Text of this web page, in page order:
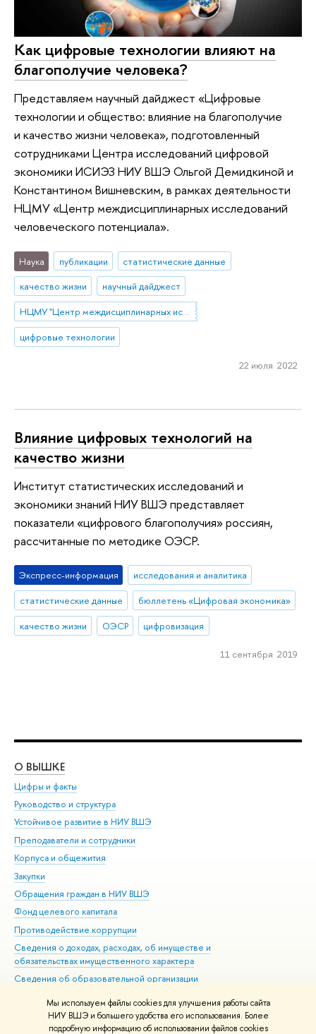
Мы используем файлы cookies для улучшения работы сайта
НИУ ВШЭ и большего удобства его использования. Более
подробную информацию об использовании файлов cookies
Как цифровые технологии влияют на
благополучие человека?
Представляем научный дайджест «Цифровые
технологии и общество: влияние на благополучие
и качество жизни человека», подготовленный
сотрудниками Центра исследований цифровой
экономики ИСИЭЗ НИУ ВШЭ Ольгой Демидкиной и
Константином Вишневским, в рамках деятельности
НЦМУ «Центр междисциплинарных исследований
человеческого потенциала».
Наука публикации
статистические данные
качество жизни
научный дайджест
НЦМУ "Центр междисциплинарных исследований человеческого потенциала"
цифровые технологии
22 июля 2022
Влияние цифровых технологий на
качество жизни
Институт статистических исследований и
экономики знаний НИУ ВШЭ представляет
показатели «цифрового благополучия» россиян,
рассчитанные по методике ОЭСР.
Экспресс-информация
исследования и аналитика
статистические данные
бюллетень «Цифровая экономика»
качество жизни
ОЭСР цифровизация
11 сентября 2019
О ВЫШКЕ
Цифры и факты
Руководство и структура
Устойчивое развитие в НИУ ВШЭ
Преподаватели и сотрудники
Корпуса и общежития
Закупки
Обращения граждан в НИУ ВШЭ
Фонд целевого капитала
Противодействие коррупции
Сведения о доходах, расходах, об имуществе и
обязательствах имущественного характера
Сведения об образовательной организации
Людям с ограниченными возможностями здоровья
Единая платежная страница